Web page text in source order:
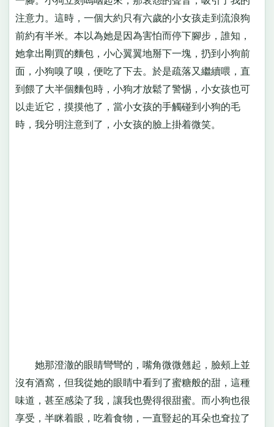
注意力。這時，一個大約只有六歲的小女孩走到流浪狗
前約有半米。本以為她是因為害怕而停下腳步，誰知，
她拿出剛買的麵包，小心翼翼地掰下一塊，扔到小狗前
面，小狗嗅了嗅，便吃了下去。於是疏落又繼續喂，直
到餵了大半個麵包時，小狗才放鬆了警惕，小女孩也可
以走近它，摸摸他了，當小女孩的手觸碰到小狗的毛
時，我分明注意到了，小女孩的臉上掛着微笑。
她那澄澈的眼睛彎彎的，嘴角微微翹起，臉頰上並
沒有酒窩，但我從她的眼睛中看到了蜜糖般的甜，這種
味道，甚至感染了我，讓我也覺得很甜蜜。而小狗也很
享受，半眯着眼，吃着食物，一直豎起的耳朵也耷拉了